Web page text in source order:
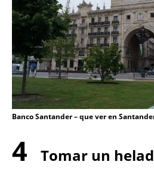
Banco Santander – que ver en
4
Tomar un